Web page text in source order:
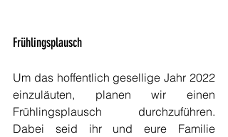
Frühlingsplausch
Um das hoffentlich gesellige Jahr 2022
einzuläuten, planen wir einen
Frühlingsplausch durchzuführen.
Dabei seid ihr und eure Familie